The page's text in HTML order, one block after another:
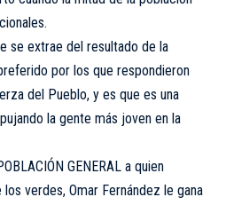
se extrae del resultado de la
por los que respondieron
del Pueblo, y es que es una
la gente más joven en la
GENERAL a quien
verdes, Omar Fernández le gana